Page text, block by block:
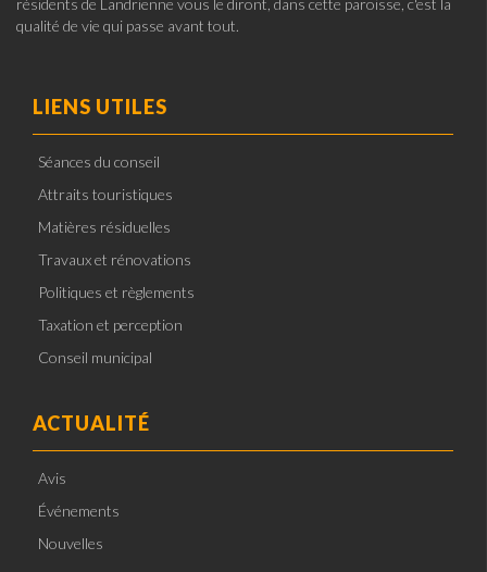
qualité de vie qui passe avant tout.
LIENS UTILES
Séances du conseil
Attraits touristiques
Matières résiduelles
Travaux et rénovations
Politiques et règlements
Taxation et perception
Conseil municipal
ACTUALITÉ
Avis
Événements
Nouvelles